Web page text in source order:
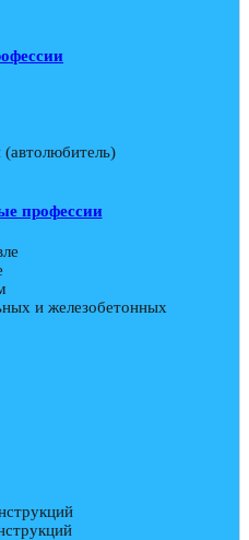
профессии
и железобетонных